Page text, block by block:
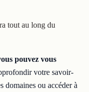
tout au long du
pouvez vous
votre savoir-
domaines ou accéder à